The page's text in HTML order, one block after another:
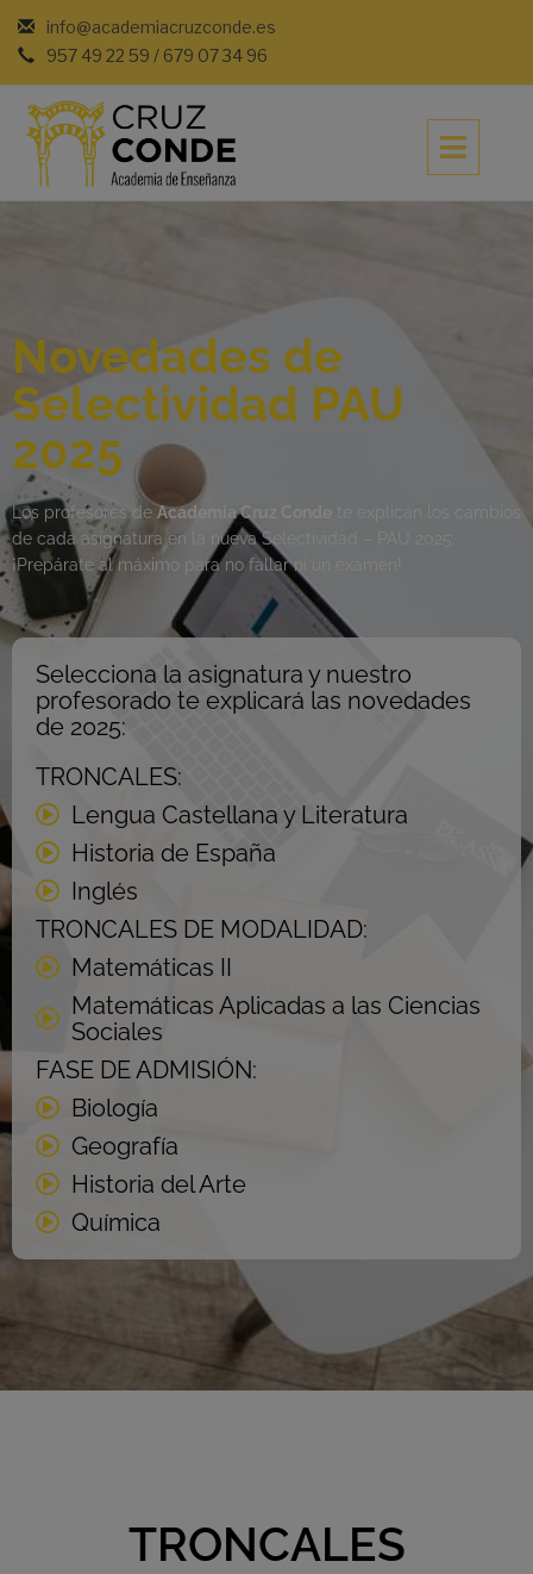
info@academiacruzconde.es
957 49 22 59 / 679 07 34 96
Novedades de
Selectividad PAU
2025
Los profesores de Academia Cruz Conde
te explican los cambios
de cada asignatura en la nueva Selectividad – PAU 2025.
¡Prepárate al máximo para no fallar ni un examen!
Selecciona la asignatura y nuestro
profesorado te explicará las novedades
de 2025:
TRONCALES:
Lengua Castellana y Literatura
Historia de España
Inglés
TRONCALES DE MODALIDAD:
Matemáticas II
Matemáticas Aplicadas a las Ciencias
Sociales
FASE DE ADMISIÓN:
Biología
Geografía
Historia del Arte
Química
TRONCALES